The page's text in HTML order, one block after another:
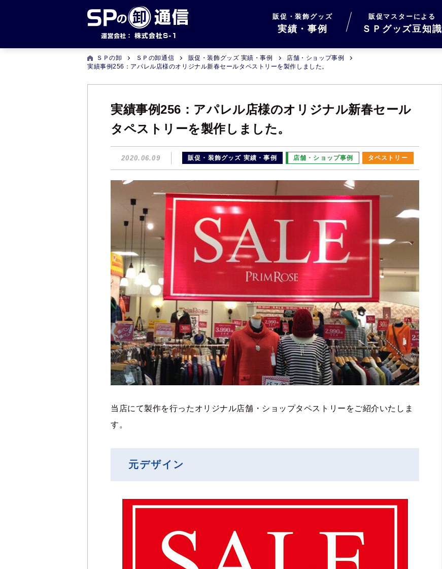
販促・装飾グッズ
実績・事例
販促マスターによる
ＳＰグッズ豆知識
ＳＰの卸 ＳＰの卸通信 販促・装飾グッズ 実績・事例
店舗・ショップ事例
実績事例256：アパレル店様のオリジナル新春セールタペストリーを製作しました。
実績事例256：アパレル店様のオリジナル新春セール
タペストリーを製作しました。
2020.06.09 販促・装飾グッズ 実績・事例 店舗・ショップ事例 タペストリー
当店にて製作を行ったオリジナル店舗・ショップタペストリーをご紹介いたしま
す。
元デザイン